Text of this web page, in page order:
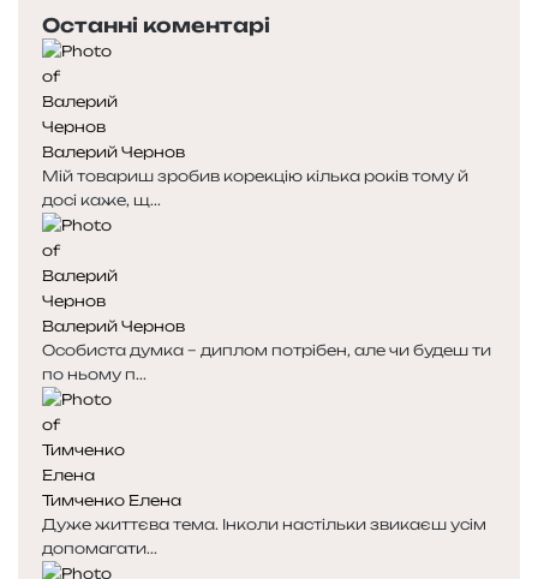
Останні коментарі
Валерий Чернов
Мій товариш зробив корекцію кілька років тому й
досі каже, щ...
Валерий Чернов
Особиста думка – диплом потрібен, але чи будеш ти
по ньому п...
Тимченко Елена
Дуже життєва тема. Інколи настільки звикаєш усім
допомагати...